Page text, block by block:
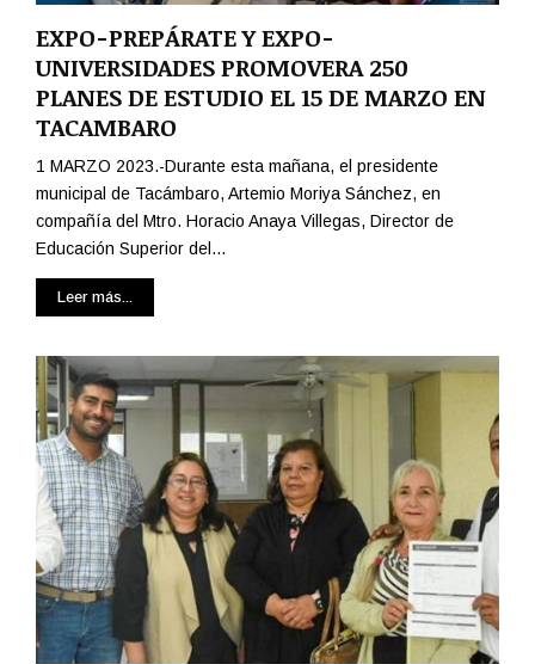
EXPO-PREPÁRATE Y EXPO-
UNIVERSIDADES PROMOVERA 250
PLANES DE ESTUDIO EL 15 DE MARZO EN
TACAMBARO
1 MARZO 2023.-Durante esta mañana, el presidente
municipal de Tacámbaro, Artemio Moriya Sánchez, en
compañía del Mtro. Horacio Anaya Villegas, Director de
Educación Superior del...
Leer más...